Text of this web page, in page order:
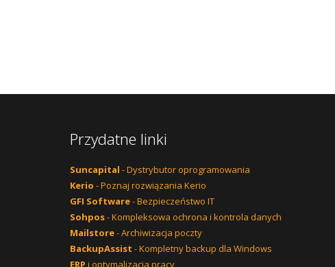
Przydatne linki
Suncapital - Dystrybutor oprogramowania
Kerio - Poznaj rozwiązania Kerio
GFI Software- Bezpieczeństwo IT
Sohpos- Kompleksowa ochrona i kontrola danych
Mailstore- Archiwizacja poczty
BackupAssist - Kompletny backup dla Windows
ERP i optymalizacja pracy